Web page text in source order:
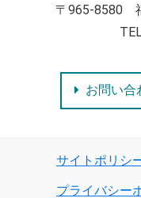
〒965-8580
お問い合
サイトポリシ
プライバシー